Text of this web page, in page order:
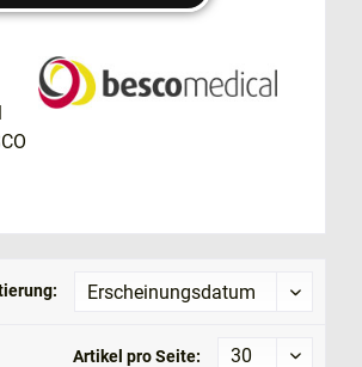
Artikel pro Seite: